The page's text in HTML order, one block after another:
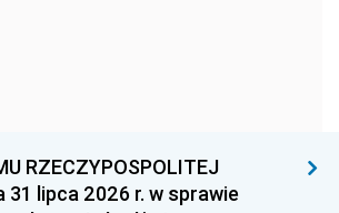
1938 1937
RZECZYPOSPOLITEJ
31 lipca 2026 r. w sprawie